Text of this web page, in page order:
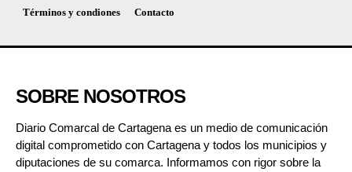
Términos y condiones Contacto
SOBRE NOSOTROS
Diario Comarcal de Cartagena es un medio de comunicación
digital comprometido con Cartagena y todos los municipios y
diputaciones de su comarca. Informamos con rigor sobre la